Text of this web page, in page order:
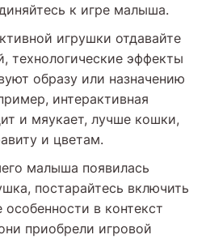
к игре малыша.
игрушки отдавайте
технологические эффекты
образу или назначению
интерактивная
и мяукает, лучше кошки,
и цветам.
малыша появилась
постарайтесь включить
особенности в контекст
приобрели игровой